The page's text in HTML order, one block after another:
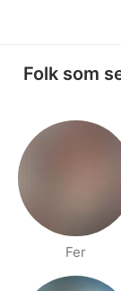
Folk som
Fer